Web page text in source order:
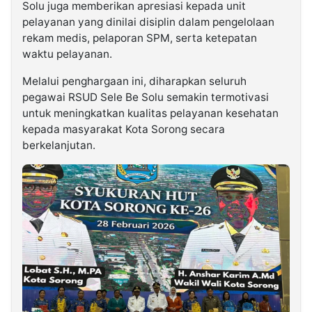
Solu juga memberikan apresiasi kepada unit
pelayanan yang dinilai disiplin dalam pengelolaan
rekam medis, pelaporan SPM, serta ketepatan
waktu pelayanan.
Melalui penghargaan ini, diharapkan seluruh
pegawai RSUD Sele Be Solu semakin termotivasi
untuk meningkatkan kualitas pelayanan kesehatan
kepada masyarakat Kota Sorong secara
berkelanjutan.